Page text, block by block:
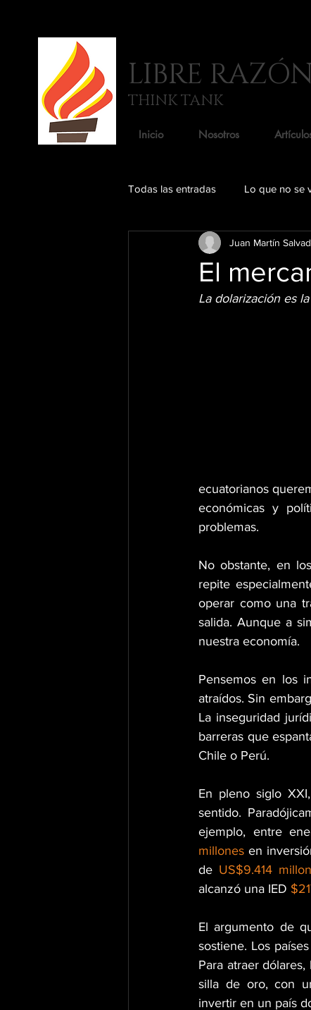
LIBRE
THINK TANK
Inicio Nosotros
Todas las entradas Lo que no se
Comercio
El
Juan Martín
La dolarización es
ecuatorianos
económicas y
problemas.
No obstante, en
repite
operar como una
salida. Aunque a
nuestra economía.
Pensemos en los
atraídos. Sin
La inseguridad
barreras que
Chile o Perú.
En pleno siglo
sentido.
ejemplo, entre
millones en
de US$9.414
alcanzó una IED
El argumento de
sostiene. Los
Para atraer
silla de oro, con
invertir en un país